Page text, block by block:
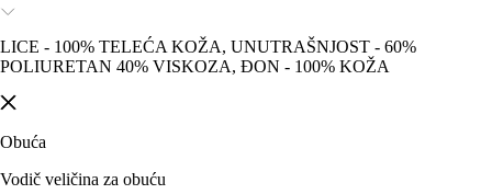
LICE - 100% TELEĆA KOŽA, UNUTRAŠNJOST - 60%
POLIURETAN 40% VISKOZA, ĐON - 100% KOŽA
Obuća
Vodič veličina za obuću